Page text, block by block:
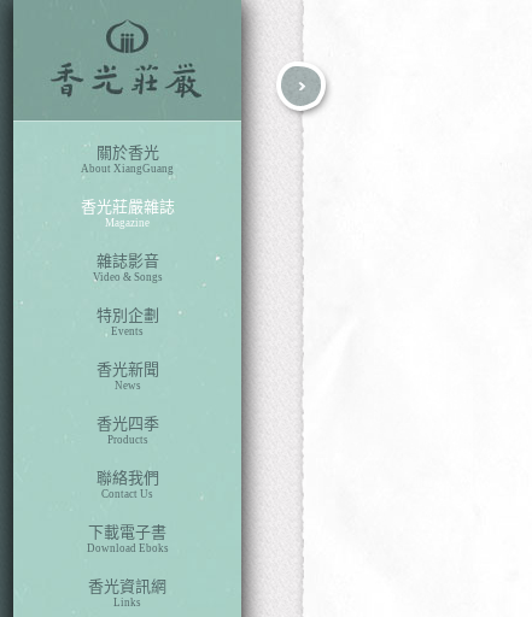
關於香光
About XiangGuang
香光莊嚴雜誌
Magazine
雜誌影音
Video & Songs
特別企劃
Events
香光新聞
News
香光四季
Products
聯絡我們
Contact Us
下載電子書
Download Eboks
香光資訊網
Links